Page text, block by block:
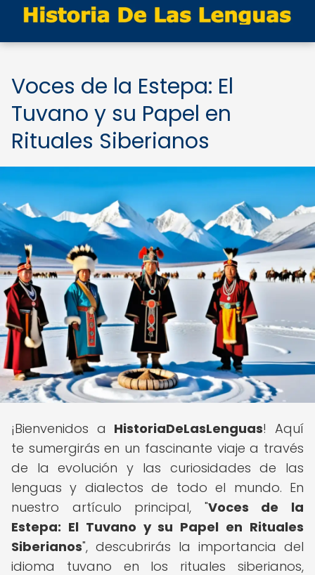
Voces de la Estepa: El
Tuvano y su Papel en
Rituales Siberianos
¡Bienvenidos a HistoriaDeLasLenguas! Aquí
te sumergirás en un fascinante viaje a través
de la evolución y las curiosidades de las
lenguas y dialectos de todo el mundo. En
nuestro artículo principal, "Voces de la
Estepa: El Tuvano y su Papel en Rituales
Siberianos", descubrirás la importancia del
idioma tuvano en los rituales siberianos,